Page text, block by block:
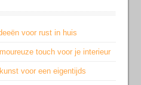
voor rust in huis
touch voor je interieur
voor een eigentijds